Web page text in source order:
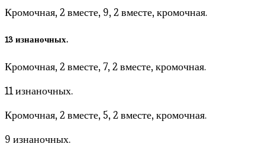
Кромочная, 2 вместе, 9, 2 вместе, кромочная.
13 изнаночных.
Кромочная, 2 вместе, 7, 2 вместе, кромочная.
11 изнаночных.
Кромочная, 2 вместе, 5, 2 вместе, кромочная.
9 изнаночных.